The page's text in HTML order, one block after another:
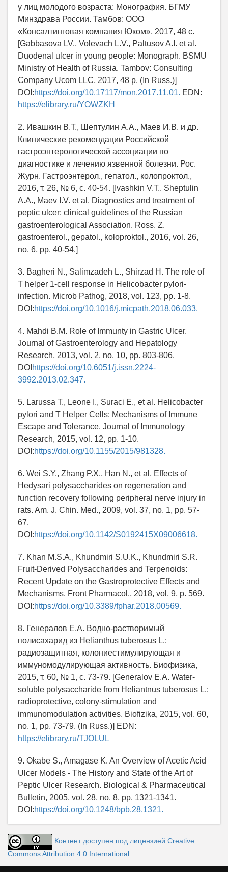
у лиц молодого возраста: Монография. БГМУ
Минздрава России. Тамбов: ООО
«Консалтинговая компания Юком», 2017, 48 с.
[Gabbasova LV., Volevach L.V., Paltusov A.I. et al.
Duodenal ulcer in young people: Monograph. BSMU
Ministry of Health of Russia. Tambov: Consulting
Company Ucom LLC, 2017, 48 p. (In Russ.)]
DOI:https://doi.org/10.17117/mon.2017.11.01. EDN:
https://elibrary.ru/YOWZKH
2. Ивашкин В.Т., Шептулин А.А., Маев И.В. и др.
Клинические рекомендации Российской
гастроэнтерологической ассоциации по
диагностике и лечению язвенной болезни. Рос.
Журн. Гастроэнтерол., гепатол., колопроктол.,
2016, т. 26, № 6, c. 40-54. [Ivashkin V.T., Sheptulin
A.A., Maev I.V. et al. Diagnostics and treatment of
peptic ulcer: clinical guidelines of the Russian
gastroenterological Association. Ross. Z.
gastroenterol., gepatol., koloproktol., 2016, vol. 26,
no. 6, pp. 40-54.]
3. Bagheri N., Salimzadeh L., Shirzad H. The role of
T helper 1-cell response in Helicobacter pylori-
infection. Microb Pathog, 2018, vol. 123, pp. 1-8.
DOI:https://doi.org/10.1016/j.micpath.2018.06.033.
4. Mahdi B.M. Role of Immunty in Gastric Ulcer.
Journal of Gastroenterology and Hepatology
Research, 2013, vol. 2, no. 10, pp. 803-806.
DOI https://doi.org/10.6051/j.issn.2224-
3992.2013.02.347.
5. Larussa T., Leone I., Suraci E., et al. Helicobacter
pylori and T Helper Cells: Mechanisms of Immune
Escape and Tolerance. Journal of Immunology
Research, 2015, vol. 12, pp. 1-10.
DOI:https://doi.org/10.1155/2015/981328.
6. Wei S.Y., Zhang P.X., Han N., et al. Effects of
Hedysari polysaccharides on regeneration and
function recovery following peripheral nerve injury in
rats. Am. J. Chin. Med., 2009, vol. 37, no. 1, pp. 57-
67.
DOI:https://doi.org/10.1142/S0192415X09006618.
7. Khan M.S.A., Khundmiri S.U.K., Khundmiri S.R.
Fruit-Derived Polysaccharides and Terpenoids:
Recent Update on the Gastroprotective Effects and
Mechanisms. Front Pharmacol., 2018, vol. 9, p. 569.
DOI:https://doi.org/10.3389/fphar.2018.00569.
8. Генералов Е.А. Водно-растворимый
полисахарид из Helianthus tuberosus L.:
радиозащитная, колониестимулирующая и
иммуномодулирующая активность. Биофизика,
2015, т. 60, № 1, с. 73-79. [Generalov E.A. Water-
soluble polysaccharide from Heliantnus tuberosus L.:
radioprotective, colony-stimulation and
immunomodulation activities. Biofizika, 2015, vol. 60,
no. 1, pp. 73-79. (In Russ.)] EDN:
https://elibrary.ru/TJOLUL
9. Okabe S., Amagase K. An Overview of Acetic Acid
Ulcer Models - The History and State of the Art of
Peptic Ulcer Research. Biological & Pharmaceutical
Bulletin, 2005, vol. 28, no. 8, pp. 1321-1341.
DOI:https://doi.org/10.1248/bpb.28.1321.
Контент доступен под лицензией Creative
Commons Attribution 4.0 International